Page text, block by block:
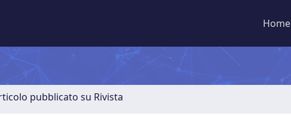
Home
pubblicato su Rivista